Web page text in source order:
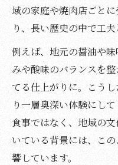
域の家庭や焼肉店ごと
り、長い歴史の中で工
例えば、地元の醤油や
みや酸味のバランスを
てる仕上がりに。こう
り一層奥深い体験にし
食事ではなく、地域の
いている背景には、こ
響しています。